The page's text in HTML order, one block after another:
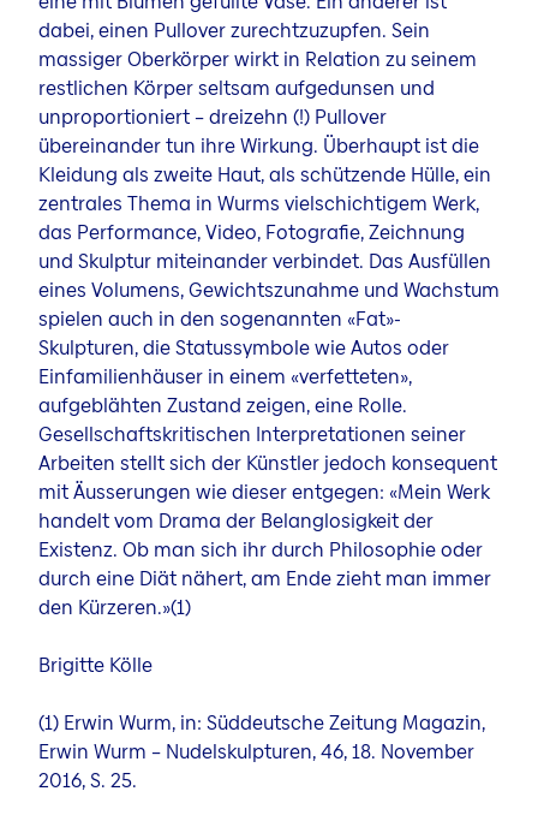
dabei, einen Pullover zurechtzuzupfen. Sein
massiger Oberkörper wirkt in Relation zu seinem
restlichen Körper seltsam aufgedunsen und
unproportioniert – dreizehn (!) Pullover
übereinander tun ihre Wirkung. Überhaupt ist die
Kleidung als zweite Haut, als schützende Hülle, ein
zentrales Thema in Wurms vielschichtigem Werk,
das Performance, Video, Fotografie, Zeichnung
und Skulptur miteinander verbindet. Das Ausfüllen
eines Volumens, Gewichtszunahme und Wachstum
spielen auch in den sogenannten «Fat»-
Skulpturen, die Statussymbole wie Autos oder
Einfamilienhäuser in einem «verfetteten»,
aufgeblähten Zustand zeigen, eine Rolle.
Gesellschaftskritischen Interpretationen seiner
Arbeiten stellt sich der Künstler jedoch konsequent
mit Äusserungen wie dieser entgegen: «Mein Werk
handelt vom Drama der Belanglosigkeit der
Existenz. Ob man sich ihr durch Philosophie oder
durch eine Diät nähert, am Ende zieht man immer
den Kürzeren.»(1)
Brigitte Kölle
(1) Erwin Wurm, in: Süddeutsche Zeitung Magazin,
Erwin Wurm – Nudelskulpturen, 46, 18. November
2016, S. 25.